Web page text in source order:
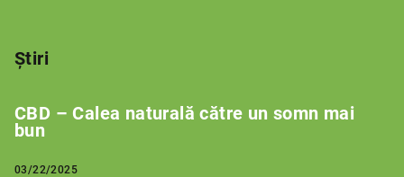
Știri
CBD – Calea naturală către un somn mai
bun
03/22/2025